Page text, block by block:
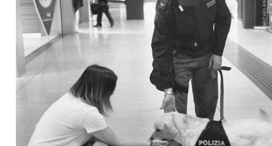
Internet
Scienza
Cultura
Economia
Ok Boomer!
Media
Europa
Altrecose
Mondiali calcio 2026
PODCAST
NEWSLETTER